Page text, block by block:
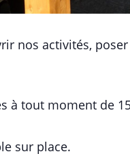
nos activités,
à tout moment de
sur place.